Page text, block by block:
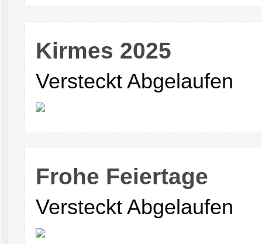
Kirmes 2025
Versteckt Abgelaufen
Frohe Feiertage
Versteckt Abgelaufen